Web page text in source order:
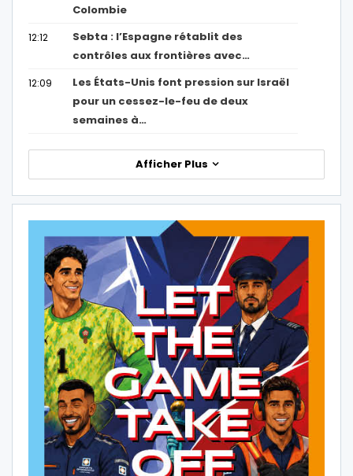
Colombie
12:12
Sebta : l’Espagne rétablit des
contrôles aux frontières avec…
12:09
Les États-Unis font pression sur Israël
pour un cessez-le-feu de deux
semaines à…
Afficher Plus